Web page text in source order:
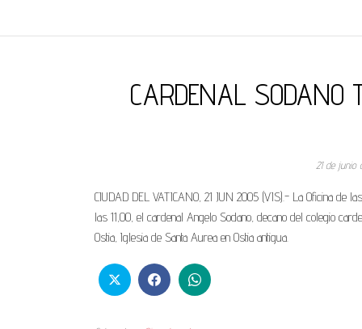
CARDENAL SODANO
21 de junio
CIUDAD DEL VATICANO, 21 JUN 2005 (VIS).- La Oficina de
las 11,00, el cardenal Angelo Sodano, decano del colegio
Ostia, Iglesia de Santa Aurea en Ostia antigua.